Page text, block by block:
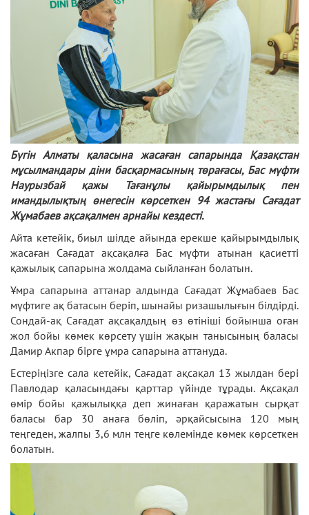
Бүгін Алматы қаласына жасаған сапарында Қазақстан
мұсылмандары діни басқармасының төрағасы, Бас мүфти
Наурызбай қажы Тағанұлы қайырымдылық пен
имандылықтың өнегесін көрсеткен 94 жастағы Сағадат
Жұмабаев ақсақалмен арнайы кездесті.
Айта кетейік, биыл шілде айында ерекше қайырымдылық
жасаған Сағадат ақсақалға Бас мүфти атынан қасиетті
қажылық сапарына жолдама сыйланған болатын.
Ұмра сапарына аттанар алдында Сағадат Жұмабаев Бас
мүфтиге ақ батасын беріп, шынайы ризашылығын білдірді.
Сондай-ақ Сағадат ақсақалдың өз өтініші бойынша оған
жол бойы көмек көрсету үшін жақын танысының баласы
Дамир Акпар бірге ұмра сапарына аттануда.
Естеріңізге сала кетейік, Сағадат ақсақал 13 жылдан бері
Павлодар қаласындағы қарттар үйінде тұрады. Ақсақал
өмір бойы қажылыққа деп жинаған қаражатын сырқат
баласы бар 30 анаға бөліп, әрқайсысына 120 мың
теңгеден, жалпы 3,6 млн теңге көлемінде көмек көрсеткен
болатын.